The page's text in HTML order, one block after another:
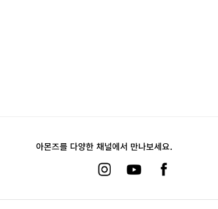
아몬즈를 다양한 채널에서 만나보세요.